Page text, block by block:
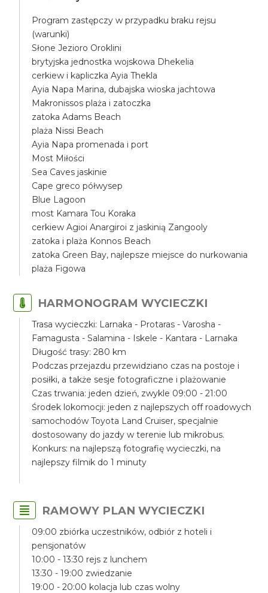
Program zastępczy w przypadku braku rejsu
(warunki)
Słone Jezioro Oroklini
brytyjska jednostka wojskowa Dhekelia
cerkiew i kapliczka Ayia Thekla
Ayia Napa Marina, dubajska wioska jachtowa
Makronissos plaża i zatoczka
zatoka Adams Beach
plaża Nissi Beach
Ayia Napa promenada i port
Most Miłości
Sea Caves jaskinie
Cape greco półwysep
Blue Lagoon
most Kamara Tou Koraka
cerkiew Agioi Anargiroi z jaskinią Zangooly
zatoka i plaża Konnos Beach
zatoka Green Bay, najlepsze miejsce do nurkowania
plaża Figowa
HARMONOGRAM WYCIECZKI
Trasa wycieczki: Larnaka - Protaras - Varosha -
Famagusta - Salamina - Iskele - Kantara - Larnaka
Długość trasy: 280 km
Podczas przejazdu przewidziano czas na postoje i
posiłki, a także sesje fotograficzne i plażowanie
Czas trwania: jeden dzień, zwykle 09:00 - 21:00
Środek lokomocji: jeden z najlepszych off roadowych
samochodów Toyota Land Cruiser, specjalnie
dostosowany do jazdy w terenie lub mikrobus.
Konkurs: na najlepszą fotografię wycieczki, na
najlepszy filmik do 1 minuty
RAMOWY PLAN WYCIECZKI
09:00 zbiórka uczestników, odbiór z hoteli i
pensjonatów
10:00 - 13:30 rejs z lunchem
13:30 - 19:00 zwiedzanie
19:00 - 20:00 kolacja lub czas wolny